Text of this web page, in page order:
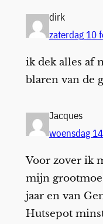
dirk
zaterdag 10
ik dek alles af
blaren van de
Jacques
woensdag
Voor zover ik
mijn
jaar en van
Hutsepot